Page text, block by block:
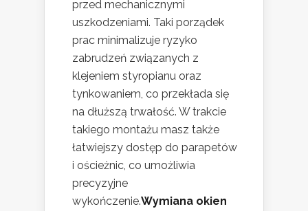
przed mechanicznymi
uszkodzeniami. Taki porządek
prac minimalizuje ryzyko
zabrudzeń związanych z
klejeniem styropianu oraz
tynkowaniem, co przekłada się
na dłuższą trwałość. W trakcie
takiego montażu masz także
łatwiejszy dostęp do parapetów
i ościeżnic, co umożliwia
precyzyjne
wykończenie.Wymiana okien